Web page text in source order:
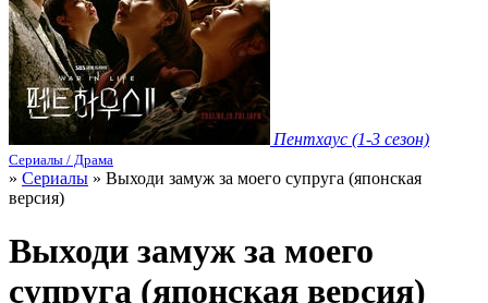
Пентхаус (1-3 сезон)
Сериалы / Драма
» Сериалы » Выходи замуж за моего супруга (японская
версия)
Выходи замуж за моего
супруга (японская версия)